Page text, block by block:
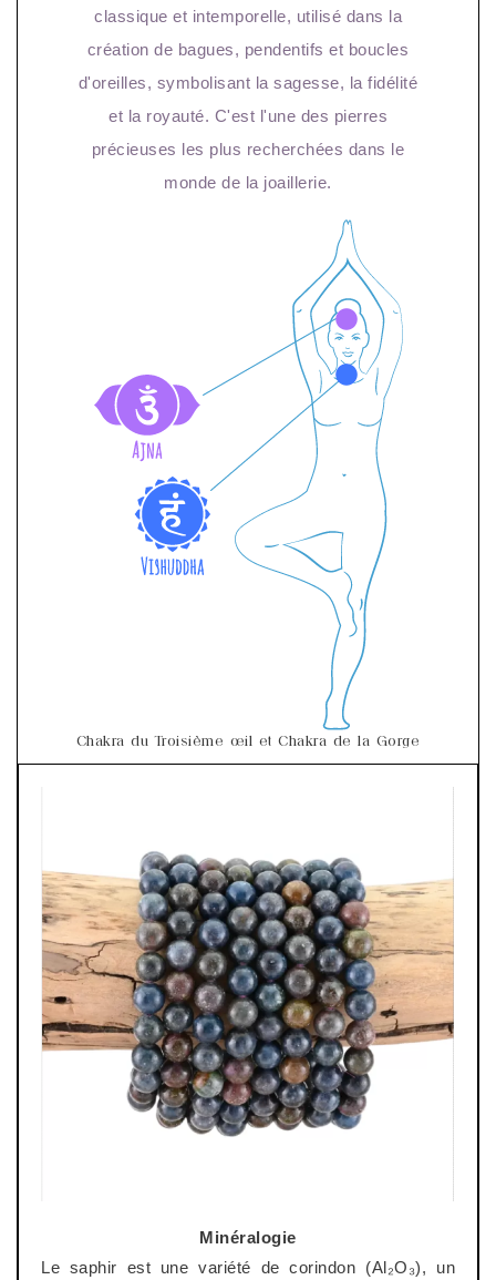
classique et intemporelle, utilisé dans la
création de bagues, pendentifs et boucles
d'oreilles, symbolisant la sagesse, la fidélité
et la royauté. C'est l'une des pierres
précieuses les plus recherchées dans le
monde de la joaillerie.
Chakra du Troisième œil et Chakra de la Gorge
Minéralogie
Le saphir est une variété de corindon (Al ₂O₃), un